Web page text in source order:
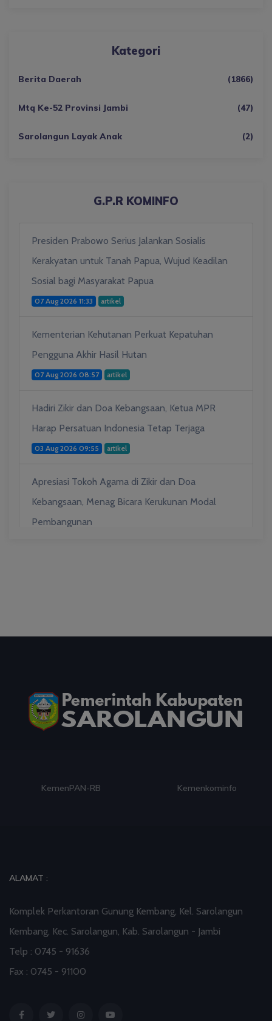
Kategori
Berita Daerah (1866)
Mtq Ke-52 Provinsi Jambi (47)
Sarolangun Layak Anak (2)
G.P.R KOMINFO
Presiden Prabowo Serius Jalankan Sosialis
Kerakyatan untuk Tanah Papua, Wujud Keadilan
Sosial bagi Masyarakat Papua
07 Aug 2026 11:33 artikel
Kementerian Kehutanan Perkuat Kepatuhan
Pengguna Akhir Hasil Hutan
07 Aug 2026 08:57 artikel
Hadiri Zikir dan Doa Kebangsaan, Ketua MPR
Harap Persatuan Indonesia Tetap Terjaga
03 Aug 2026 09:55 artikel
Apresiasi Tokoh Agama di Zikir dan Doa
Kebangsaan, Menag Bicara Kerukunan Modal
Pembangunan
Paduan Suara yang Menyatukan Harapan untuk
01 Aug 2026 18:00 artikel
KemenPAN-RB Kemenkominfo
ALAMAT :
Komplek Perkantoran Gunung Kembang, Kel. Sarolangun
Kembang, Kec. Sarolangun, Kab. Sarolangun - Jambi
Telp : 0745 - 91636
Fax : 0745 - 91100